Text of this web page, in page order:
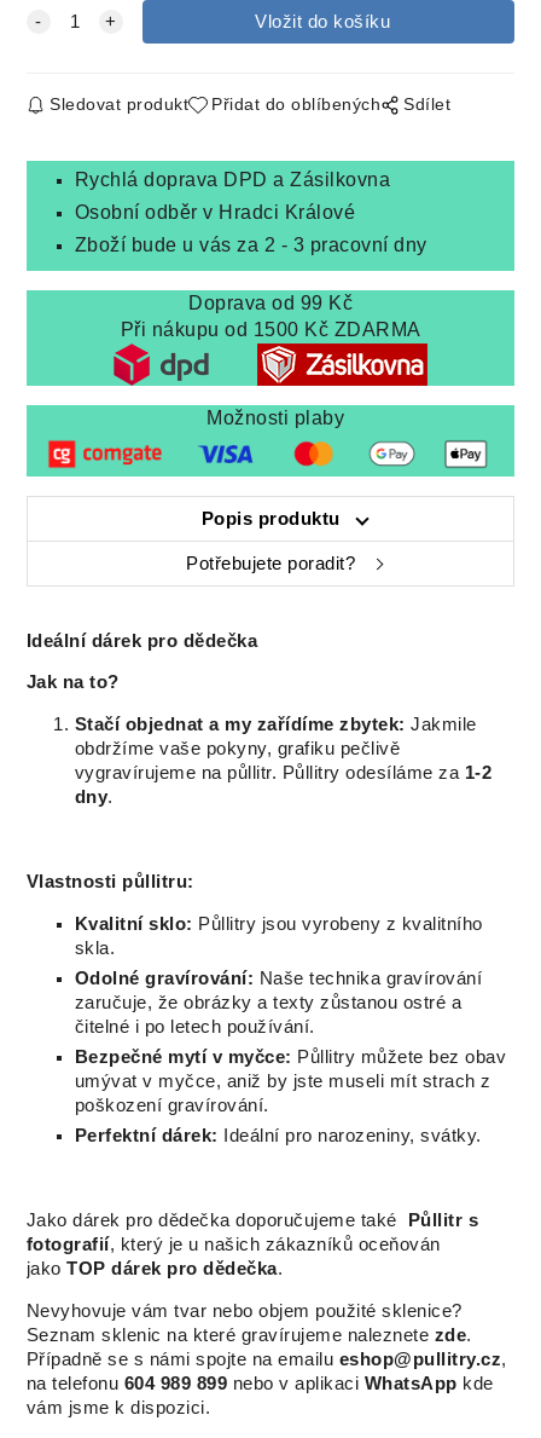
Sledovat produkt Přidat do oblíbených Sdílet
Rychlá doprava DPD a Zásilkovna
Osobní odběr v Hradci Králové
Zboží bude u vás za 2 - 3 pracovní dny
Doprava od 99 Kč
Při nákupu od 1500 Kč ZDARMA
Možnosti plaby
Popis produktu
Potřebujete poradit?
Ideální dárek pro dědečka
Jak na to?
Stačí objednat a my zařídíme zbytek: Jakmile
obdržíme vaše pokyny, grafiku pečlivě
vygravírujeme na půllitr. Půllitry odesíláme za 1-2
dny.
Vlastnosti půllitru:
Kvalitní sklo: Půllitry jsou vyrobeny z kvalitního
skla.
Odolné gravírování: Naše technika gravírování
zaručuje, že obrázky a texty zůstanou ostré a
čitelné i po letech používání.
Bezpečné mytí v myčce: Půllitry můžete bez obav
umývat v myčce, aniž by jste museli mít strach z
poškození gravírování.
Perfektní dárek:
Ideální pro narozeniny, svátky.
Jako dárek pro dědečka doporučujeme také
Půllitr s
fotografií, který je u našich zákazníků oceňován
jakoTOP dárek pro dědečka.
Nevyhovuje vám tvar nebo objem použité sklenice?
Seznam sklenic na které gravírujeme naleznete zde.
Případně se s námi spojte na emailu eshop@pullitry.cz,
na telefonu 604 989 899 nebo v aplikaci WhatsApp kde
vám jsme k dispozici.